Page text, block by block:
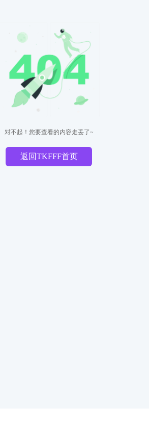
对不起！您要查看的内容走丢了~
返回TKFFF首页